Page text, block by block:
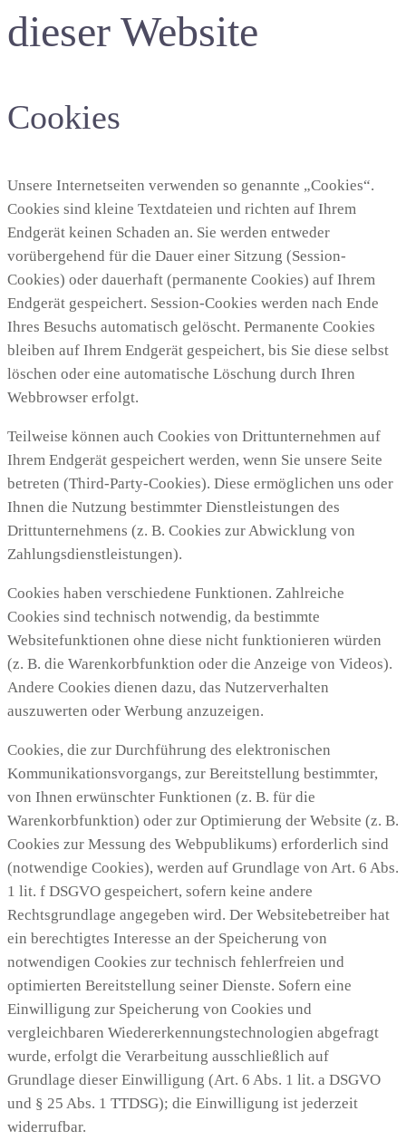
dieser Website
Cookies
Unsere Internetseiten verwenden so genannte „Cookies“.
Cookies sind kleine Textdateien und richten auf Ihrem
Endgerät keinen Schaden an. Sie werden entweder
vorübergehend für die Dauer einer Sitzung (Session-
Cookies) oder dauerhaft (permanente Cookies) auf Ihrem
Endgerät gespeichert. Session-Cookies werden nach Ende
Ihres Besuchs automatisch gelöscht. Permanente Cookies
bleiben auf Ihrem Endgerät gespeichert, bis Sie diese selbst
löschen oder eine automatische Löschung durch Ihren
Webbrowser erfolgt.
Teilweise können auch Cookies von Drittunternehmen auf
Ihrem Endgerät gespeichert werden, wenn Sie unsere Seite
betreten (Third-Party-Cookies). Diese ermöglichen uns oder
Ihnen die Nutzung bestimmter Dienstleistungen des
Drittunternehmens (z. B. Cookies zur Abwicklung von
Zahlungsdienstleistungen).
Cookies haben verschiedene Funktionen. Zahlreiche
Cookies sind technisch notwendig, da bestimmte
Websitefunktionen ohne diese nicht funktionieren würden
(z. B. die Warenkorbfunktion oder die Anzeige von Videos).
Andere Cookies dienen dazu, das Nutzerverhalten
auszuwerten oder Werbung anzuzeigen.
Cookies, die zur Durchführung des elektronischen
Kommunikationsvorgangs, zur Bereitstellung bestimmter,
von Ihnen erwünschter Funktionen (z. B. für die
Warenkorbfunktion) oder zur Optimierung der Website (z. B.
Cookies zur Messung des Webpublikums) erforderlich sind
(notwendige Cookies), werden auf Grundlage von Art. 6 Abs.
1 lit. f DSGVO gespeichert, sofern keine andere
Rechtsgrundlage angegeben wird. Der Websitebetreiber hat
ein berechtigtes Interesse an der Speicherung von
notwendigen Cookies zur technisch fehlerfreien und
optimierten Bereitstellung seiner Dienste. Sofern eine
Einwilligung zur Speicherung von Cookies und
vergleichbaren Wiedererkennungstechnologien abgefragt
wurde, erfolgt die Verarbeitung ausschließlich auf
Grundlage dieser Einwilligung (Art. 6 Abs. 1 lit. a DSGVO
und § 25 Abs. 1 TTDSG); die Einwilligung ist jederzeit
widerrufbar.